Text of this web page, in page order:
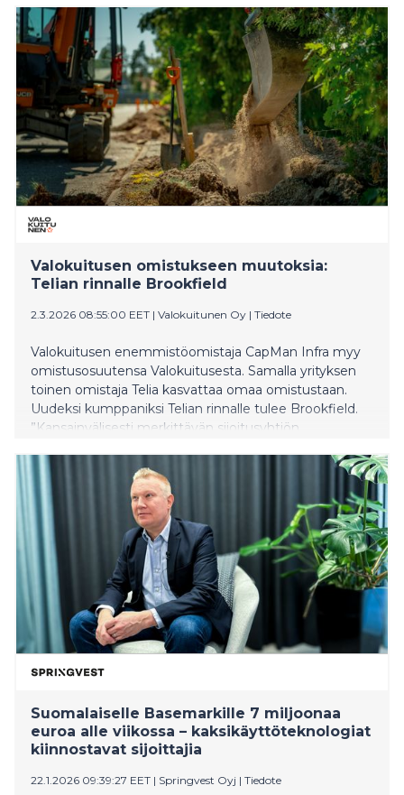
jotka ovat perinteisesti kuuluneet pääomasijoittajien ja
institutionaalisten sijoittajien kenttään.
Valokuitusen omistukseen muutoksia:
Telian rinnalle Brookfield
2.3.2026 08:55:00 EET | Valokuitunen Oy | Tiedote
Valokuitusen enemmistöomistaja CapMan Infra myy
omistusosuutensa Valokuitusesta. Samalla yrityksen
toinen omistaja Telia kasvattaa omaa omistustaan.
Uudeksi kumppaniksi Telian rinnalle tulee Brookfield.
”Kansainvälisesti merkittävän sijoitusyhtiön
on onnistunut vakiinnuttamaan asemansa johtavana
valokuituverkkotoimijana Suomessa”, toteaa
Valokuitusen toimitusjohtaja Heikki Kaunisto.
Suomalaiselle Basemarkille 7 miljoonaa
euroa alle viikossa – kaksikäyttöteknologiat
kiinnostavat sijoittajia
22.1.2026 09:39:27 EET | Springvest Oyj | Tiedote